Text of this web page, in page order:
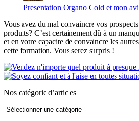
Presentation Organo Gold et mon
Vous avez du mal convaincre vos
produits? C’est certainement dû à un
et en votre capacite de convaincre les
cette formation. Vous serez surpris !
Nos catégorie d’articles
Nos